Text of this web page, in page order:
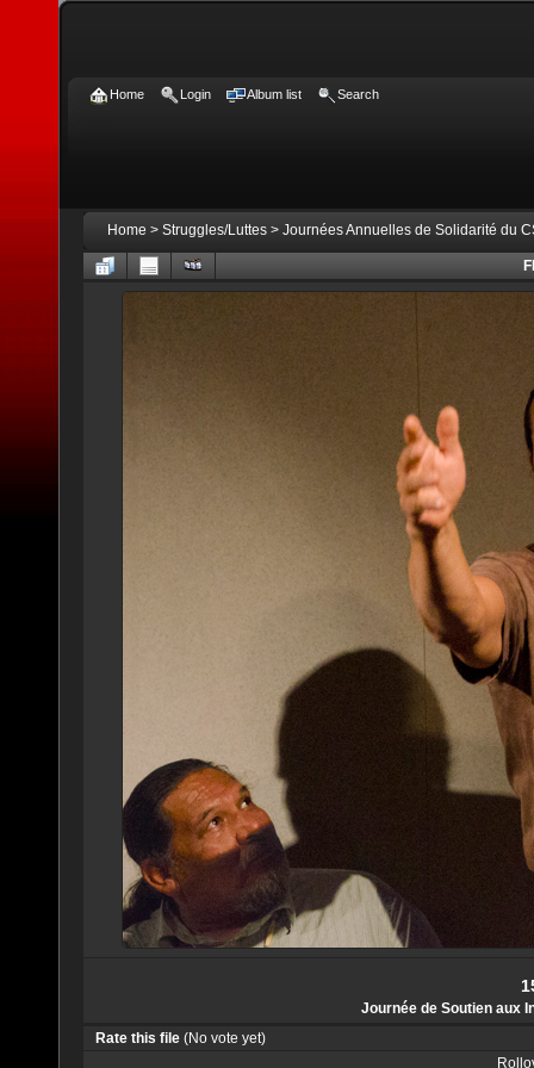
Home Login Album list Search
Home > Struggles/Luttes > Journées Annuelles de Solidarité du
Journée de Soutien aux
Rate this file (No vote yet)